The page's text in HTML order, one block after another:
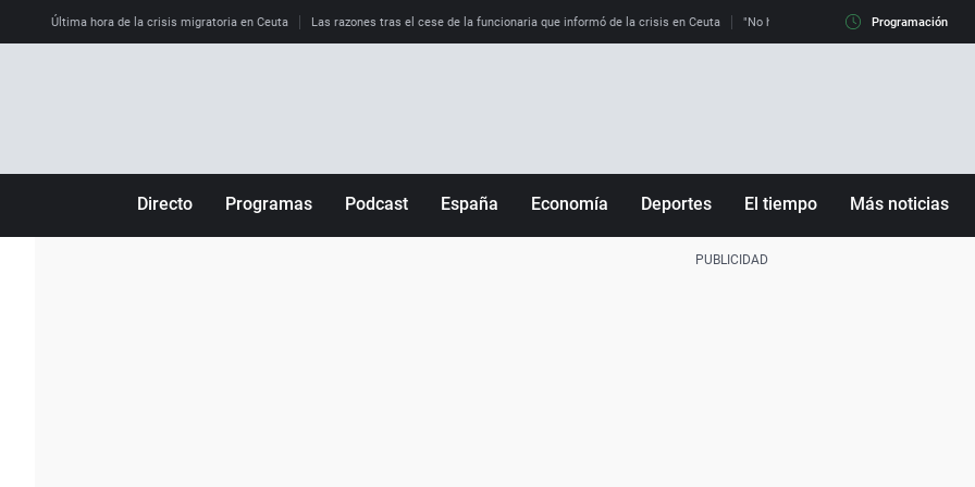
Última hora de la crisis migratoria en Ceuta Las razones tras el cese de la funcionaria que informó de la crisis en Ceuta "No hay mafias, que no nos engañen":
Programación
Directo Programas Podcast España Economía Deportes El tiempo Más noticias